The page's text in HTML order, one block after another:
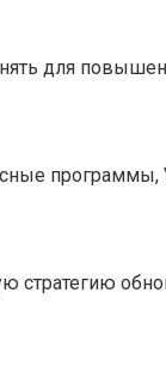
для
программы,
стратегию